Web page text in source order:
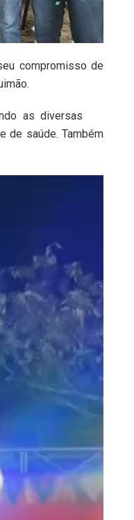
compromisso de
as diversas
de saúde. Também